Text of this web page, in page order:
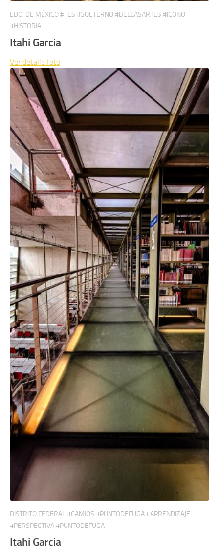
EDO. DE MÉXICO #TESTIGOETERNO #BELLASARTES #ICONO
#HISTORIA
Itahi Garcia
Ver detalle foto
DISTRITO FEDERAL #CAMIOS #PUNTODEFUGA #APRENDIZAJE
#PERSPECTIVA #PUNTODEFUGA
Itahi Garcia